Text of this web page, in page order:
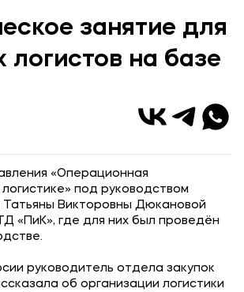
профессиональное образование
занятие для
логистов на базе
«Операционная
под руководством
Викторовны Дюкановой
«ПиК», где для них был проведён
руководитель отдела закупок
об организации логистики